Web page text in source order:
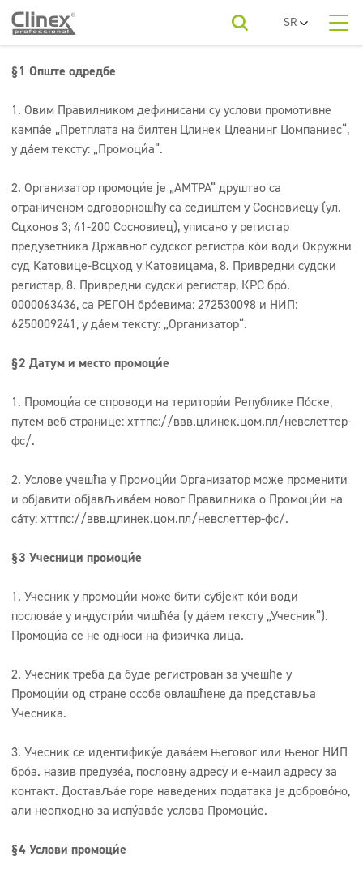
SR
PL
FR
За вашу индустрију
Ауто перионице
Предузећа за чишћење
лепота
Хоретз
Категорије производа
Категорије производа
Podovi
Dezinfekcija
Održavanje podova
Kuhinje i oprema
Економична линија
Освеживачи и неутрализатори
Површине које се перу
Dozatori
Tekstil
Преузимања
Контакт
§1 Опште одредбе
1. Овим Правилником дефинисани су услови промотивне
кампање „Претплата на билтен Цлинек Цлеанинг Цомпаниес“,
у даљем тексту: „Промоција“.
2. Организатор промоције је „АМТРА“ друштво са
ограниченом одговорношћу са седиштем у Сосновиецу (ул.
Сцхонов 3; 41-200 Сосновиец), уписано у регистар
предузетника Државног судског регистра који води Окружни
суд Катовице-Всцход у Катовицама, 8. Привредни судски
регистар, 8. Привредни судски регистар, КРС број.
0000063436, са РЕГОН бројевима: 272530098 и НИП:
6250009241, у даљем тексту: „Организатор“.
§2 Датум и место промоције
1. Промоција се спроводи на територији Републике Пољске,
путем веб странице: хттпс://ввв.цлинек.цом.пл/невслеттер-
фс/.
2. Услове учешћа у Промоцији Организатор може променити
и објавити објављивањем новог Правилника о Промоцији на
сајту: хттпс://ввв.цлинек.цом.пл/невслеттер-фс/.
§3 Учесници промоције
1. Учесник у промоцији може бити субјект који води
пословање у индустрији чишћења (у даљем тексту „Учесник“).
Промоција се не односи на физичка лица.
2. Учесник треба да буде регистрован за учешће у
Промоцији од стране особе овлашћене да представља
Учесника.
3. Учесник се идентификује давањем његовог или њеног НИП
броја. назив предузећа, пословну адресу и е-маил адресу за
контакт. Достављање горе наведених података је добровољно,
али неопходно за испуњавање услова Промоције.
§4 Услови промоције